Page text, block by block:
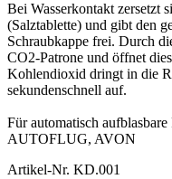
Bei Wasserkontakt
(Salztablette) und gibt den
Schraubkappe frei. Durch
CO2-Patrone und öffnet
Kohlendioxid dringt in die
sekundenschnell auf.
Für automatisch
AUTOFLUG, AVON
Artikel-Nr. KD.001